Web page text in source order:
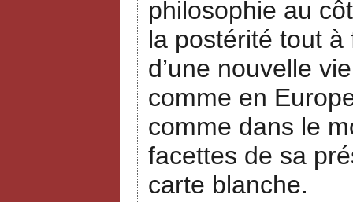
philosophie au
la postérité tout
d’une nouvelle
comme en
comme dans le
facettes de sa
carte blanche.